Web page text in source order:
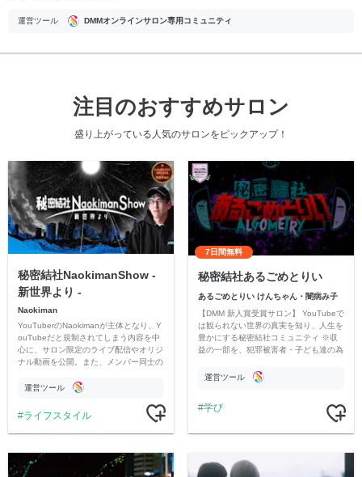
運営ツール DMMオンラインサロン専用コミュニティ
注目のおすすめサロン
盛り上がっている人気のサロンをピックアップ！
秘密結社NaokimanShow -
新世界より -
Naokiman
YouTuberのNaokimanが主体となり、Y
ouTubeだと規制されてしまう内容を中
心に、サロン限定のライブ配信やオリジ
ナル動画を公開。また、メンバー同士の
ただいています。
運営ツール
ライフスタイル
7日間無料
秘密結社あるごめとりい
あるごめとりい けんちゃん・闇病み子
【DMM 新人賞受賞サロン】 YouTubeで
は観られない世界の真実を知り、人生を
豊かにする秘密結社コミュニティ ※収
益の一部を、犯罪被害者・子ども達の為
す運営ツール
学び